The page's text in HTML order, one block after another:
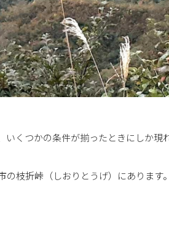
くつかの条件が揃ったときにしか現
枝折峠（しおりとうげ）にあります。